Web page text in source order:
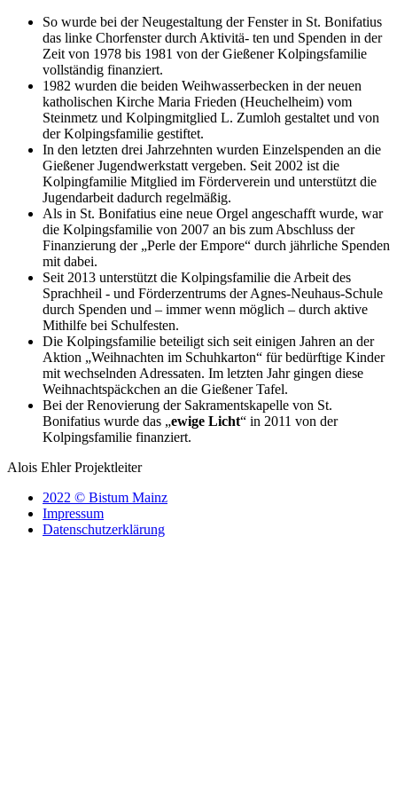
So wurde bei der Neugestaltung der Fenster in St. Bonifatius
das linke Chorfenster durch Aktivitä- ten und Spenden in der
Zeit von 1978 bis 1981 von der Gießener Kolpingsfamilie
vollständig finanziert.
1982 wurden die beiden Weihwasserbecken in der neuen
katholischen Kirche Maria Frieden (Heuchelheim) vom
Steinmetz und Kolpingmitglied L. Zumloh gestaltet und von
der Kolpingsfamilie gestiftet.
In den letzten drei Jahrzehnten wurden Einzelspenden an die
Gießener Jugendwerkstatt vergeben. Seit 2002 ist die
Kolpingfamilie Mitglied im Förderverein und unterstützt die
Jugendarbeit dadurch regelmäßig.
Als in St. Bonifatius eine neue Orgel angeschafft wurde, war
die Kolpingsfamilie von 2007 an bis zum Abschluss der
Finanzierung der „Perle der Empore“ durch jährliche Spenden
mit dabei.
Seit 2013 unterstützt die Kolpingsfamilie die Arbeit des
Sprachheil - und Förderzentrums der Agnes-Neuhaus-Schule
durch Spenden und – immer wenn möglich – durch aktive
Mithilfe bei Schulfesten.
Die Kolpingsfamilie beteiligt sich seit einigen Jahren an der
Aktion „Weihnachten im Schuhkarton“ für bedürftige Kinder
mit wechselnden Adressaten. Im letzten Jahr gingen diese
Weihnachtspäckchen an die Gießener Tafel.
Bei der Renovierung der Sakramentskapelle von St.
Bonifatius wurde das „ewige Licht“ in 2011 von der
Kolpingsfamilie finanziert.
Alois Ehler Projektleiter
2022 © Bistum Mainz
Impressum
Datenschutzerklärung